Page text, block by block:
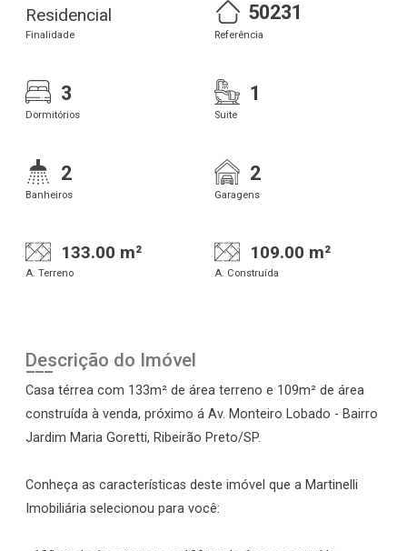
Residencial
Finalidade
50231
Referência
3
Dormitórios
1
Suite
2
Banheiros
2
Garagens
133.00 m²
A. Terreno
109.00 m²
A. Construída
Descrição do Imóvel
Casa térrea com 133m² de área terreno e 109m² de área
construída à venda, próximo á Av. Monteiro Lobado - Bairro
Jardim Maria Goretti, Ribeirão Preto/SP.
Conheça as características deste imóvel que a Martinelli
Imobiliária selecionou para você: